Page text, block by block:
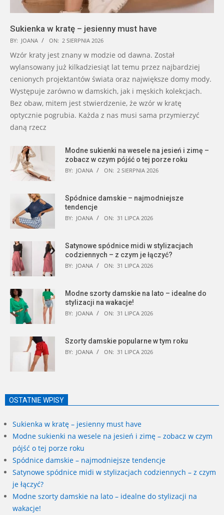
Sukienka w kratę – jesienny must have
BY: JOANA ON: 2 SIERPNIA 2026
Wzór kraty jest znany w modzie od dawna. Został
wylansowany już kilkadziesiąt lat temu przez najbardziej
cenionych projektantów świata oraz największe domy mody.
Występuje zarówno w damskich, jak i męskich kolekcjach.
Bez obaw, mitem jest stwierdzenie, że wzór w kratę
optycznie pogrubia. Każda z nas musi sama przymierzyć
daną rzecz
Modne sukienki na wesele na jesień i zimę –
zobacz w czym pójść o tej porze roku
BY: JOANA ON: 2 SIERPNIA 2026
Spódnice damskie – najmodniejsze
tendencje
BY: JOANA ON: 31 LIPCA 2026
Satynowe spódnice midi w stylizacjach
codziennych – z czym je łączyć?
BY: JOANA ON: 31 LIPCA 2026
Modne szorty damskie na lato – idealne do
stylizacji na wakacje!
BY: JOANA ON: 31 LIPCA 2026
Szorty damskie popularne w tym roku
BY: JOANA ON: 31 LIPCA 2026
OSTATNIE WPISY
Sukienka w kratę – jesienny must have
Modne sukienki na wesele na jesień i zimę – zobacz w czym
pójść o tej porze roku
Spódnice damskie – najmodniejsze tendencje
Satynowe spódnice midi w stylizacjach codziennych – z czym
je łączyć?
Modne szorty damskie na lato – idealne do stylizacji na
wakacje!